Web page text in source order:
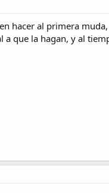
hacer al primera
que la hagan, y al